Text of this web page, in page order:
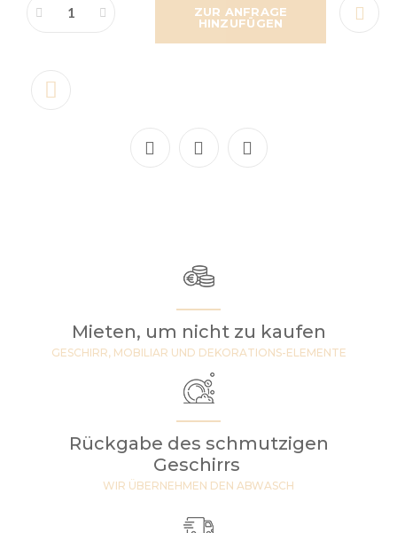
ZUR ANFRAGE
HINZUFÜGEN
Mieten, um nicht zu kaufen
GESCHIRR, MOBILIAR UND DEKORATIONS-ELEMENTE
Rückgabe des schmutzigen
Geschirrs
WIR ÜBERNEHMEN DEN ABWASCH